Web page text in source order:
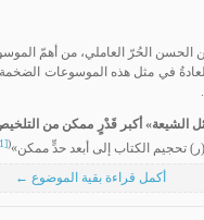
الحُرّ العاملي، من أهمّ
في مثل هذه الموسوعات الضخمة
الشيعة»أكبر قَدْرٍ ممكن من التلخيص
تحجيم الكتاب إلى أبعد حدٍّ ممكن»(
[1]
أكمل قراءة بقية الموضوع ←